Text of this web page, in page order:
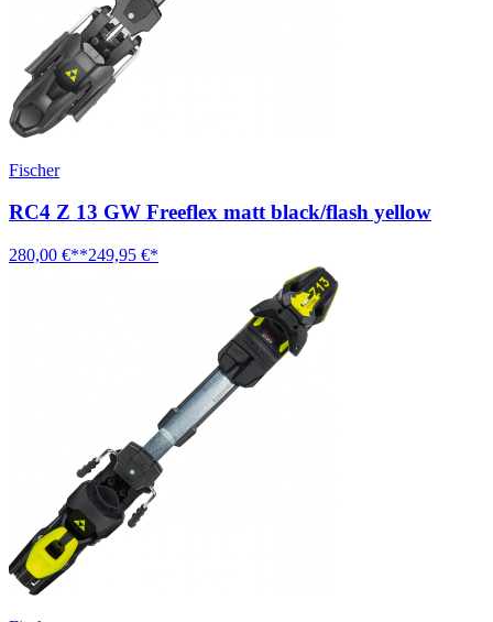
Fischer
RC4 Z 13 GW Freeflex matt black/flash yellow
280,00 €**249,95 €*